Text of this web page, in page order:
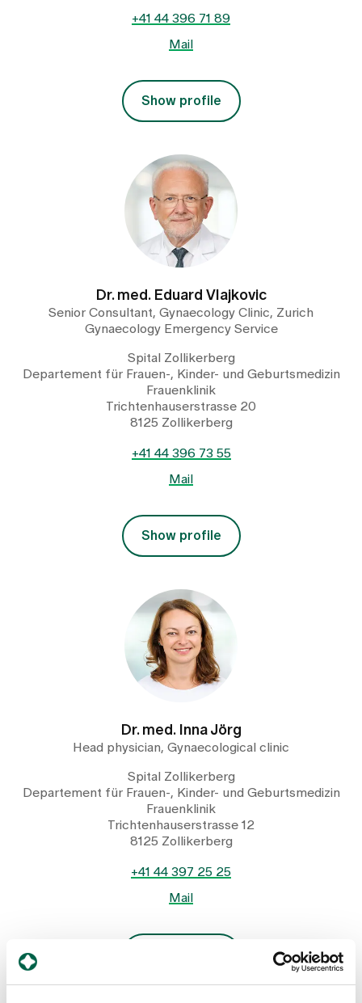
+41 44 396 71 89
Mail
Show profile
Dr. med. Eduard Vlajkovic
Senior Consultant, Gynaecology Clinic, Zurich
Gynaecology Emergency Service
Spital Zollikerberg
Departement für Frauen-, Kinder- und Geburtsmedizin
Frauenklinik
Trichtenhauserstrasse 20
8125 Zollikerberg
+41 44 396 73 55
Mail
Show profile
Dr. med. Inna Jörg
Head physician, Gynaecological clinic
Spital Zollikerberg
Departement für Frauen-, Kinder- und Geburtsmedizin
Frauenklinik
Trichtenhauserstrasse 12
8125 Zollikerberg
+41 44 397 25 25
Mail